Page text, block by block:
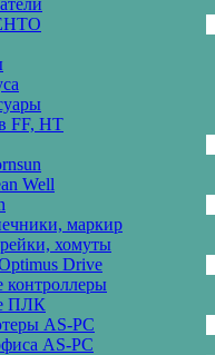
FF, HT
Well
маркир
хомуты
Drive
ПЛК
AS-PC
AS-PC